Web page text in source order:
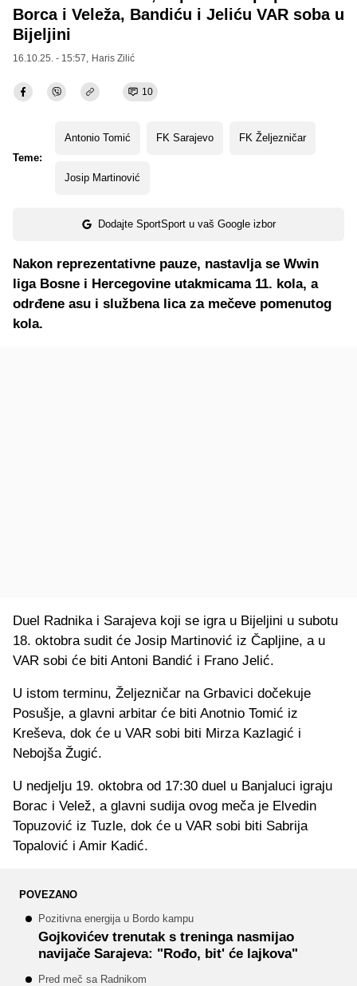
Borca i Veleža, Bandiću i Jeliću VAR soba u
Bijeljini
16.10.25. - 15:57, Haris Zilić
10
Teme:
Antonio Tomić FK Sarajevo FK Željezničar
Josip Martinović
Dodajte SportSport u vaš Google izbor
Nakon reprezentativne pauze, nastavlja se Wwin
liga Bosne i Hercegovine utakmicama 11. kola, a
odrđene asu i službena lica za mečeve pomenutog
kola.
Duel Radnika i Sarajeva koji se igra u Bijeljini u subotu
18. oktobra sudit će Josip Martinović iz Čapljine, a u
VAR sobi će biti Antoni Bandić i Frano Jelić.
U istom terminu, Željezničar na Grbavici dočekuje
Posušje, a glavni arbitar će biti Anotnio Tomić iz
Kreševa, dok će u VAR sobi biti Mirza Kazlagić i
Nebojša Žugić.
U nedjelju 19. oktobra od 17:30 duel u Banjaluci igraju
Borac i Velež, a glavni sudija ovog meča je Elvedin
Topuzović iz Tuzle, dok će u VAR sobi biti Sabrija
Topalović i Amir Kadić.
POVEZANO
Pozitivna energija u Bordo kampu
Gojkovićev trenutak s treninga nasmijao
navijače Sarajeva: "Rođo, bit' će lajkova"
Pred meč sa Radnikom